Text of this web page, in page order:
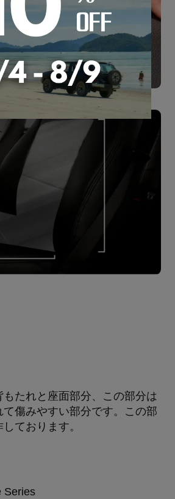
たれと座面部分、この部分は
傷みやすい部分です。この部
ております。
Series